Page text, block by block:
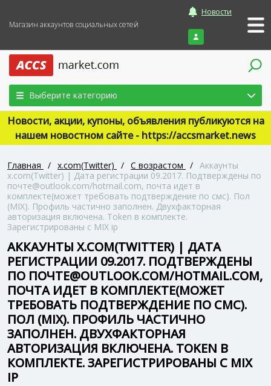
Магазин аккаунтов социальных сетей
Новости
Войти
Выберите категорию
Новости, акции, купоны, объявления публикуются на
нашем новостном сайте - https://accsmarket.news
Главная / x.com(Twitter) / С возрастом / Аккаунты
x.com(Twitter) | Дата регистрации 09.2017. Подтверждены по
почте@outlook.com/hotmail.com, почта идет в
комплекте(может требовать подтверждение по смс). Пол
(MIX). Профиль частично заполнен. Двухфакторная
авторизация включена. Token в комплекте.
Зарегистрированы с MIX ip
АККАУНТЫ X.COM(TWITTER) | ДАТА
РЕГИСТРАЦИИ 09.2017. ПОДТВЕРЖДЕНЫ
ПО ПОЧТЕ@OUTLOOK.COM/HOTMAIL.COM,
ПОЧТА ИДЕТ В КОМПЛЕКТЕ(МОЖЕТ
ТРЕБОВАТЬ ПОДТВЕРЖДЕНИЕ ПО СМС).
ПОЛ (MIX). ПРОФИЛЬ ЧАСТИЧНО
ЗАПОЛНЕН. ДВУХФАКТОРНАЯ
АВТОРИЗАЦИЯ ВКЛЮЧЕНА. TOKEN В
КОМПЛЕКТЕ. ЗАРЕГИСТРИРОВАНЫ С MIX
IP